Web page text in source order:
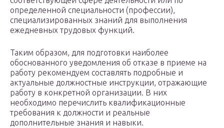
определенной специальности (профессии),
специализированных знаний для выполнения
ежедневных трудовых функций.
Таким образом, для подготовки наиболее
обоснованного уведомления об отказе в приеме на
работу рекомендуем составлять подробные и
актуальные должностные инструкции, отражающие
работу в конкретной организации. В них
необходимо перечислить квалификационные
требования к должности и реальные
дополнительные знания и навыки.